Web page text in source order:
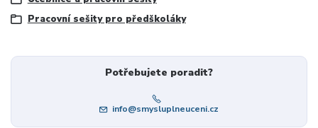
Pracovní sešity pro předškoláky
Potřebujete poradit?
info@smysluplneuceni.cz